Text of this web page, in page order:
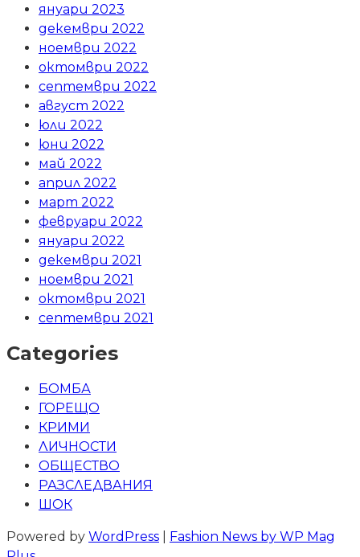
януари 2023
декември 2022
ноември 2022
октомври 2022
септември 2022
август 2022
юли 2022
юни 2022
май 2022
април 2022
март 2022
февруари 2022
януари 2022
декември 2021
ноември 2021
октомври 2021
септември 2021
Categories
БОМБА
ГОРЕЩО
КРИМИ
ЛИЧНОСТИ
ОБЩЕСТВО
РАЗСЛЕДВАНИЯ
ШОК
Powered by WordPress
Fashion News by WP Mag